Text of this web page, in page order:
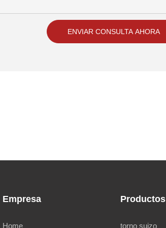
ENVIAR CONSULTA AHORA
Empresa
Home
Productos
torno suizo